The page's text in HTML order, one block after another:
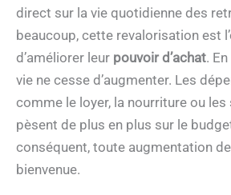
direct sur la vie quotidienne des
beaucoup, cette revalorisation est
d’améliorer leur pouvoir d’achat.
vie ne cesse d’augmenter. Les
comme le loyer, la nourriture ou les
pèsent de plus en plus sur le
conséquent, toute augmentation
bienvenue.